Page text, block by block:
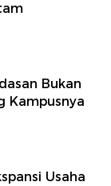
Bukan
Kampusnya
Usaha